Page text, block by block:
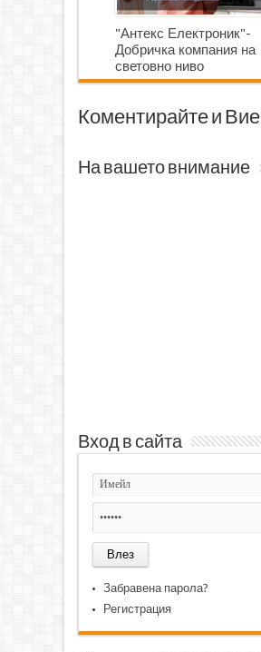
"Антекс Електроник"-
Добричка компания на
световно ниво
Коментирайте и Вие
На вашето внимание
Вход в сайта
Забравена парола?
Регистрация